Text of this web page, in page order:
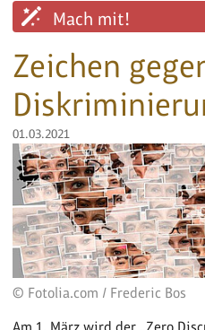
Mach mit!
Zeichen
01.03.2021
© Fotolia.com / Frederic Bos